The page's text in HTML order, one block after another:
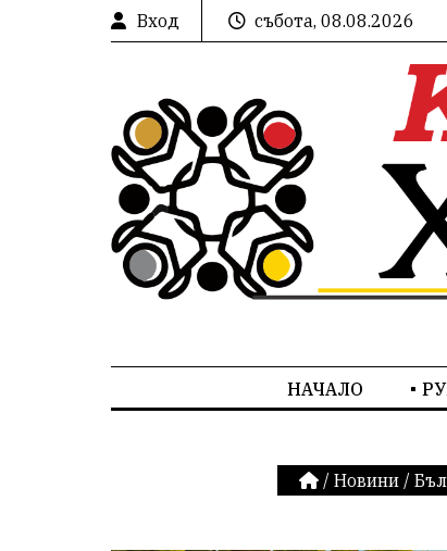
Вход събота, 08.08.2026
НАЧАЛО
/ Новини /